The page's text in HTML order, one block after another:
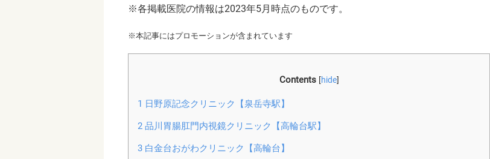
※各掲載医院の情報は2023年5月時点のものです。
※本記事にはプロモーションが含まれています
Contents [hide]
1 日野原記念クリニック【泉岳寺駅】
2品川胃腸肛門内視鏡クリニック【高輪台駅】
3白金台おがわクリニック【高輪台】